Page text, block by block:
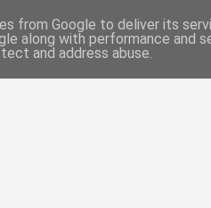
from Google to deliver its
along with performance and
and address abuse.